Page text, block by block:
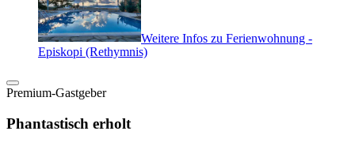
Weitere Infos zu Ferienwohnung -
Episkopi (Rethymnis)
Premium-Gastgeber
Phantastisch erholt